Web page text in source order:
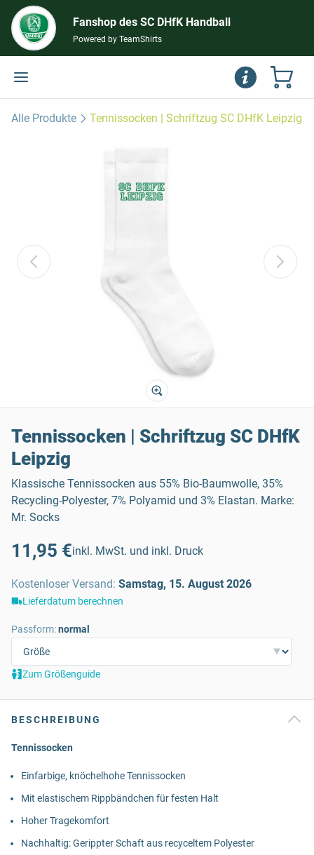
Fanshop des SC DHfK Handball
Powered by TeamShirts
Alle Produkte Tennissocken | Schriftzug SC DHfK Leipzig
Tennissocken | Schriftzug SC DHfK
Leipzig
Klassische Tennissocken aus 55% Bio-Baumwolle, 35%
Recycling-Polyester, 7% Polyamid und 3% Elastan. Marke:
Mr. Socks
11,95 €inkl. MwSt. und inkl. Druck
Kostenloser Versand: Samstag, 15. August 2026
Lieferdatum berechnen
Passform:normal
Zum Größenguide
BESCHREIBUNG
Tennissocken
Einfarbige, knöchelhohe Tennissocken
Mit elastischem Rippbändchen für festen Halt
Hoher Tragekomfort
Nachhaltig: Gerippter Schaft aus recyceltem Polyester